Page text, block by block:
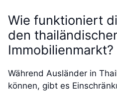
Wie funktioniert
den
Immobilienmarkt?
Während Ausländer in
können, gibt es